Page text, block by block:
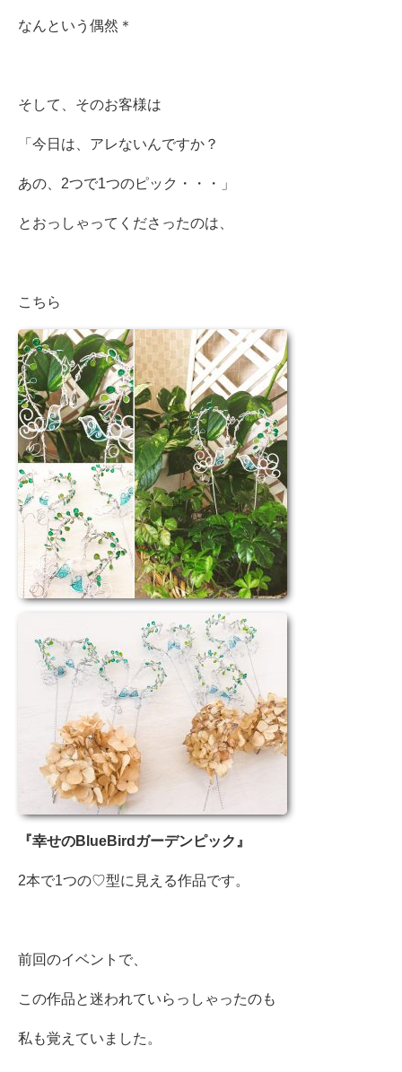
なんという偶然＊
そして、そのお客様は
「今日は、アレないんですか？
あの、2つで1つのピック・・・」
とおっしゃってくださったのは、
こちら
『幸せのBlueBirdガーデンピック』
2本で1つの♡型に見える作品です。
前回のイベントで、
この作品と迷われていらっしゃったのも
私も覚えていました。